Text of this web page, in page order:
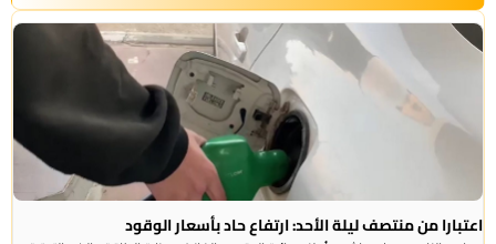
اعتبارا من منتصف ليلة الأحد: ارتفاع حاد بأسعار الوقود